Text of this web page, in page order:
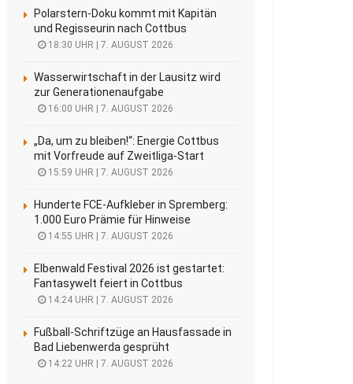
Polarstern-Doku kommt mit Kapitän
und Regisseurin nach Cottbus
18:30 UHR | 7. AUGUST 2026
Wasserwirtschaft in der Lausitz wird
zur Generationenaufgabe
16:00 UHR | 7. AUGUST 2026
„Da, um zu bleiben!“: Energie Cottbus
mit Vorfreude auf Zweitliga-Start
15:59 UHR | 7. AUGUST 2026
Hunderte FCE-Aufkleber in Spremberg:
1.000 Euro Prämie für Hinweise
14:55 UHR | 7. AUGUST 2026
Elbenwald Festival 2026 ist gestartet:
Fantasywelt feiert in Cottbus
14:24 UHR | 7. AUGUST 2026
Fußball-Schriftzüge an Hausfassade in
Bad Liebenwerda gesprüht
14:22 UHR | 7. AUGUST 2026